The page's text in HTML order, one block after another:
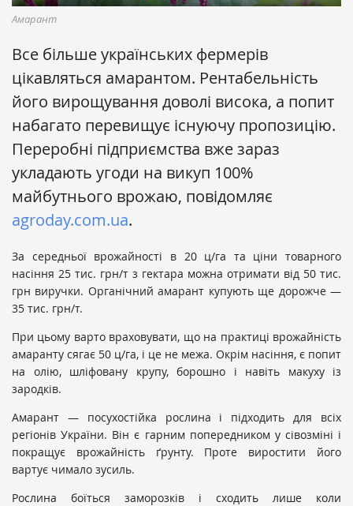
Амарант
Все більше українських фермерів
цікавляться амарантом. Рентабельність
його вирощування доволі висока, а попит
набагато перевищує існуючу пропозицію.
Переробні підприємства вже зараз
укладають угоди на викуп 100%
майбутнього врожаю, повідомляє
agroday.com.ua.
За середньої врожайності в 20 ц/га та ціни товарного
насіння 25 тис. грн/т з гектара можна отримати від 50 тис.
грн виручки. Органічний амарант купують ще дорожче —
35 тис. грн/т.
При цьому варто враховувати, що на практиці врожайність
амаранту сягає 50 ц/га, і це не межа. Окрім насіння, є попит
на олію, шліфовану крупу, борошно і навіть макуху із
зародків.
Амарант — посухостійка рослина і підходить для всіх
регіонів України. Він є гарним попередником у сівозміні і
покращує врожайність ґрунту. Проте виростити його
вартує чимало зусиль.
Рослина боїться заморозків і сходить лише коли